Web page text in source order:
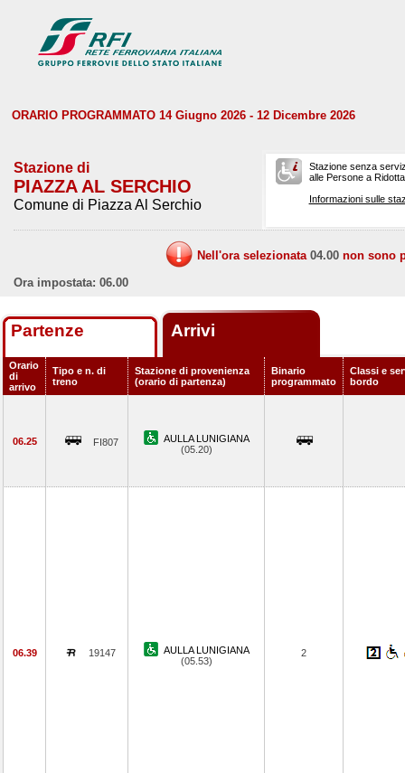
ORARIO PROGRAMMATO 14 Giugno 2026 - 12 Dicembre 2026
Stazione di
PIAZZA AL SERCHIO
Comune di Piazza Al Serchio
Stazione senza
alle Persone a
Informazioni sulle
Nell'ora selezionata 04.00 non sono
Ora impostata: 06.00
Partenze Arrivi
Orario
di
arrivo
Tipo e n. di
treno
Stazione di provenienza
(orario di partenza)
Binario
programmato
Classi e
bordo
06.25 FI807
AULLA LUNIGIANA
(05.20)
06.39 19147
AULLA LUNIGIANA
(05.53)
2